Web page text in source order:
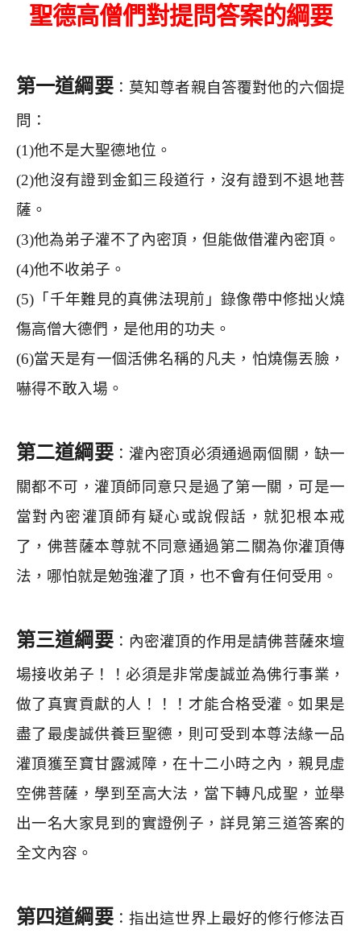
聖德高僧們對提問答案的綱要
第一道綱要：莫知尊者親自答覆對他的六個提
問：
(1)他不是大聖德地位。
(2)他沒有證到金釦三段道行，沒有證到不退地菩
薩。
(3)他為弟子灌不了內密頂，但能做借灌內密頂。
(4)他不收弟子。
(5) 「千年難見的真佛法現前」錄像帶中修拙火燒
傷高僧大德們，是他用的功夫。
(6)當天是有一個活佛名稱的凡夫，怕燒傷丟臉，
嚇得不敢入場。
第二道綱要：灌內密頂必須通過兩個關，缺一
關都不可，灌頂師同意只是過了第一關，可是一
當對內密灌頂師有疑心或說假話，就犯根本戒
了，佛菩薩本尊就不同意通過第二關為你灌頂傳
法，哪怕就是勉強灌了頂，也不會有任何受用。
第三道綱要：內密灌頂的作用是請佛菩薩來壇
場接收弟子！！必須是非常虔誠並為佛行事業，
做了真實貢獻的人！！！才能合格受灌。如果是
盡了最虔誠供養巨聖德，則可受到本尊法緣一品
灌頂獲至寶甘露滅障，在十二小時之內，親見虛
空佛菩薩，學到至高大法，當下轉凡成聖，並舉
出一名大家見到的實證例子，詳見第三道答案的
全文內容。
第四道綱要：指出這世界上最好的修行修法百